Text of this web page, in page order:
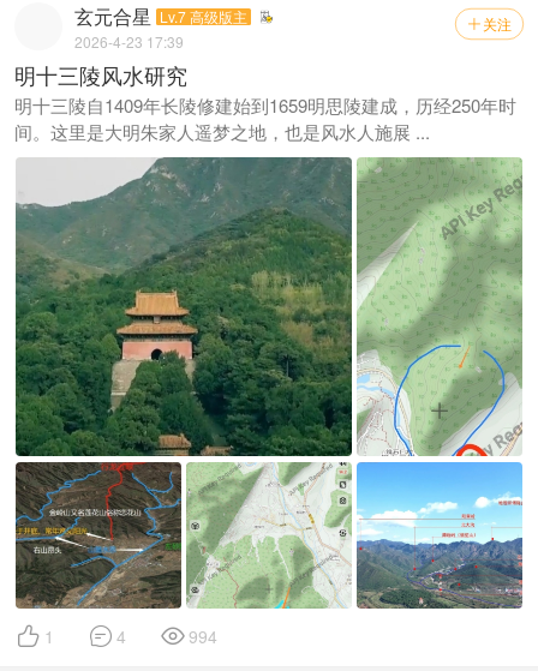
 关注
玄元合星 Lv.7 高级版主
2026-4-23 17:39
明十三陵风水研究
明十三陵自1409年长陵修建始到1659明思陵建成，历经250年时
间。这里是大明朱家人遥梦之地，也是风水人施展 ...
 1  4 994